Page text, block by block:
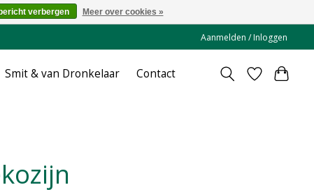
Aanmelden / Inloggen
Smit & van Dronkelaar Contact
verbergen Meer over cookies »